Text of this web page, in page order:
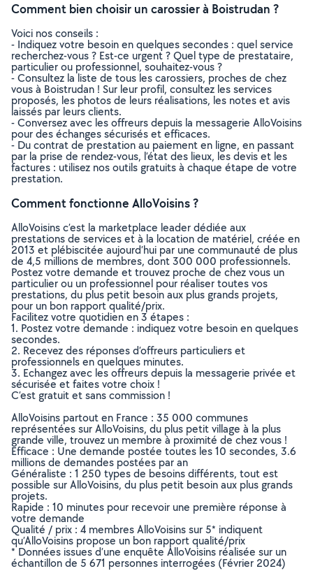
Comment bien choisir un carossier à Boistrudan ?
Voici nos conseils :
- Indiquez votre besoin en quelques secondes : quel service
recherchez-vous ? Est-ce urgent ? Quel type de prestataire,
particulier ou professionnel, souhaitez-vous ?
- Consultez la liste de tous les carossiers, proches de chez
vous à Boistrudan ! Sur leur profil, consultez les services
proposés, les photos de leurs réalisations, les notes et avis
laissés par leurs clients.
- Conversez avec les offreurs depuis la messagerie AlloVoisins
pour des échanges sécurisés et efficaces.
- Du contrat de prestation au paiement en ligne, en passant
par la prise de rendez-vous, l’état des lieux, les devis et les
factures : utilisez nos outils gratuits à chaque étape de votre
prestation.
Comment fonctionne AlloVoisins ?
AlloVoisins c’est la marketplace leader dédiée aux
prestations de services et à la location de matériel, créée en
2013 et plébiscitée aujourd’hui par une communauté de plus
de 4,5 millions de membres, dont 300 000 professionnels.
Postez votre demande et trouvez proche de chez vous un
particulier ou un professionnel pour réaliser toutes vos
prestations, du plus petit besoin aux plus grands projets,
pour un bon rapport qualité/prix.
Facilitez votre quotidien en 3 étapes :
1. Postez votre demande : indiquez votre besoin en quelques
secondes.
2. Recevez des réponses d’offreurs particuliers et
professionnels en quelques minutes.
3. Echangez avec les offreurs depuis la messagerie privée et
sécurisée et faites votre choix !
C’est gratuit et sans commission !
AlloVoisins partout en France : 35 000 communes
représentées sur AlloVoisins, du plus petit village à la plus
grande ville, trouvez un membre à proximité de chez vous !
Efficace : Une demande postée toutes les 10 secondes, 3.6
millions de demandes postées par an
Généraliste : 1 250 types de besoins différents, tout est
possible sur AlloVoisins, du plus petit besoin aux plus grands
projets.
Rapide : 10 minutes pour recevoir une première réponse à
votre demande
Qualité / prix : 4 membres AlloVoisins sur 5* indiquent
qu’AlloVoisins propose un bon rapport qualité/prix
* Données issues d’une enquête AlloVoisins réalisée sur un
échantillon de 5 671 personnes interrogées (Février 2024)